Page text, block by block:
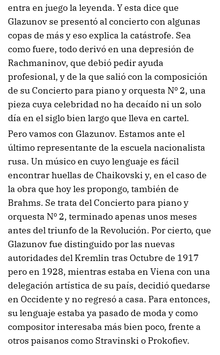
entra en juego la leyenda. Y esta dice que
Glazunov se presentó al concierto con algunas
copas de más y eso explica la catástrofe. Sea
como fuere, todo derivó en una depresión de
Rachmaninov, que debió pedir ayuda
profesional, y de la que salió con la composición
de su Concierto para piano y orquesta Nº 2, una
pieza cuya celebridad no ha decaído ni un solo
día en el siglo bien largo que lleva en cartel.
Pero vamos con Glazunov. Estamos ante el
último representante de la escuela nacionalista
rusa. Un músico en cuyo lenguaje es fácil
encontrar huellas de Chaikovski y, en el caso de
la obra que hoy les propongo, también de
Brahms. Se trata del Concierto para piano y
orquesta Nº 2, terminado apenas unos meses
antes del triunfo de la Revolución. Por cierto, que
Glazunov fue distinguido por las nuevas
autoridades del Kremlin tras Octubre de 1917
pero en 1928, mientras estaba en Viena con una
delegación artística de su país, decidió quedarse
en Occidente y no regresó a casa. Para entonces,
su lenguaje estaba ya pasado de moda y como
compositor interesaba más bien poco, frente a
otros paisanos como Stravinski o Prokofiev.